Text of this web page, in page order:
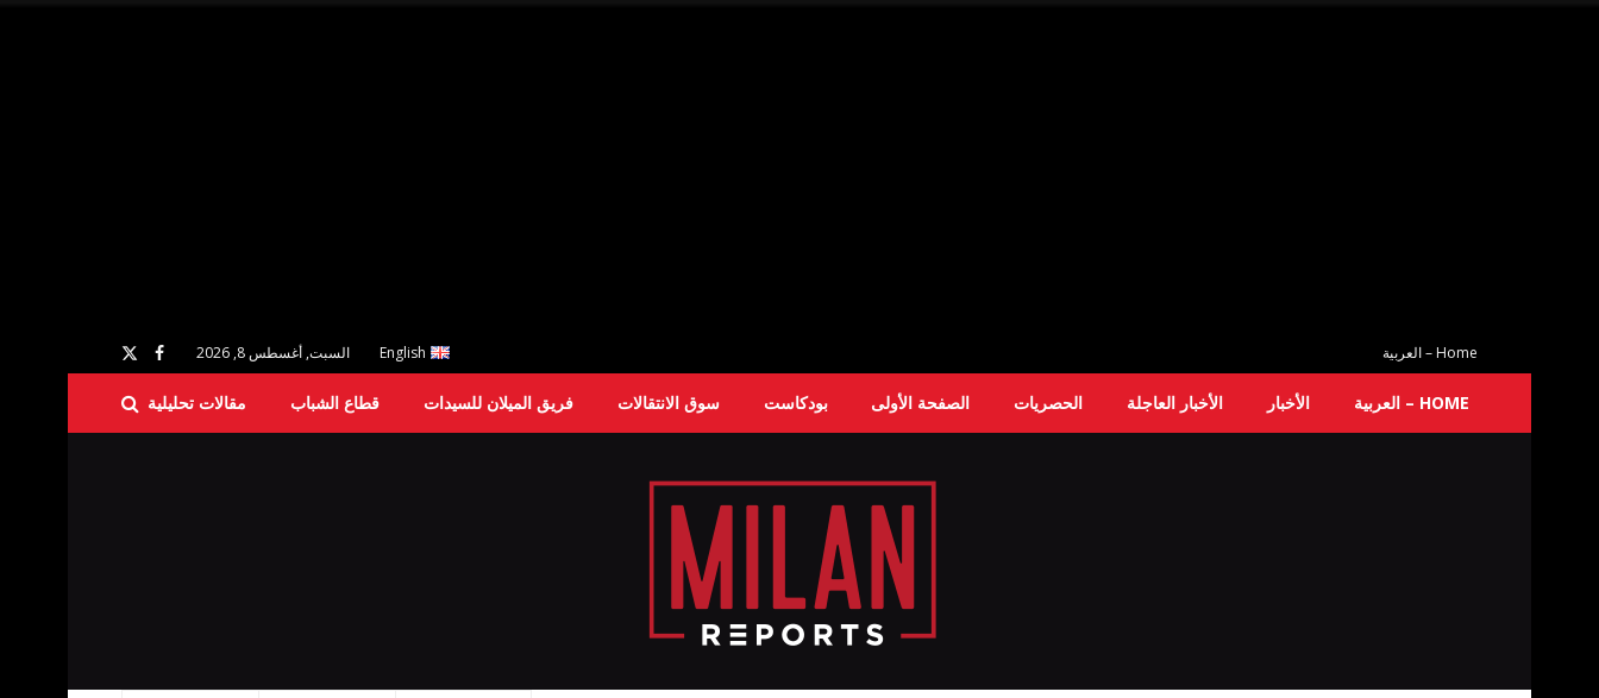
Home – العربية English السبت, أغسطس 8, 2026
HOME – العربية الأخبار الأخبار العاجلة الحصريات الصفحة الأولى بودكاست سوق الانتقالات فريق الميلان للسيدات قطاع الشباب مقالات تحليلية